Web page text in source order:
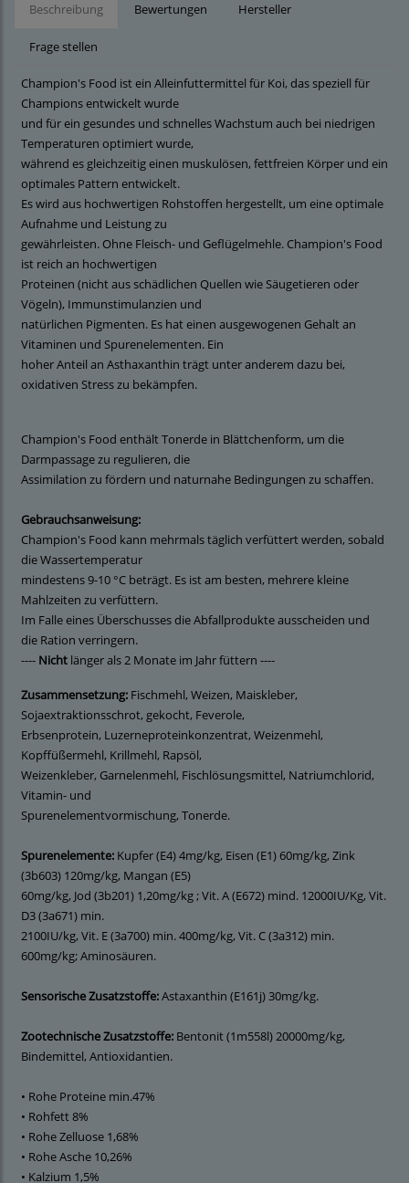
Beschreibung Bewertungen Hersteller
Frage stellen
Champion's Food ist ein Alleinfuttermittel für Koi, das speziell für
Champions entwickelt wurde
und für ein gesundes und schnelles Wachstum auch bei niedrigen
Temperaturen optimiert wurde,
während es gleichzeitig einen muskulösen, fettfreien Körper und ein
optimales Pattern entwickelt.
Es wird aus hochwertigen Rohstoffen hergestellt, um eine optimale
Aufnahme und Leistung zu
gewährleisten. Ohne Fleisch- und Geflügelmehle. Champion's Food
ist reich an hochwertigen
Proteinen (nicht aus schädlichen Quellen wie Säugetieren oder
Vögeln), Immunstimulanzien und
natürlichen Pigmenten. Es hat einen ausgewogenen Gehalt an
Vitaminen und Spurenelementen. Ein
hoher Anteil an Asthaxanthin trägt unter anderem dazu bei,
oxidativen Stress zu bekämpfen.
Champion's Food enthält Tonerde in Blättchenform, um die
Darmpassage zu regulieren, die
Assimilation zu fördern und naturnahe Bedingungen zu schaffen.
Gebrauchsanweisung:
Champion's Food kann mehrmals täglich verfüttert werden, sobald
die Wassertemperatur
mindestens 9-10 °C beträgt. Es ist am besten, mehrere kleine
Mahlzeiten zu verfüttern.
Im Falle eines Überschusses die Abfallprodukte ausscheiden und
die Ration verringern.
---- Nicht länger als 2 Monate im Jahr füttern ----
Zusammensetzung: Fischmehl, Weizen, Maiskleber,
Sojaextraktionsschrot, gekocht, Feverole,
Erbsenprotein, Luzerneproteinkonzentrat, Weizenmehl,
Kopffüßermehl, Krillmehl, Rapsöl,
Weizenkleber, Garnelenmehl, Fischlösungsmittel, Natriumchlorid,
Vitamin- und
Spurenelementvormischung, Tonerde.
Spurenelemente: Kupfer (E4) 4mg/kg, Eisen (E1) 60mg/kg, Zink
(3b603) 120mg/kg, Mangan (E5)
60mg/kg, Jod (3b201) 1,20mg/kg ; Vit. A (E672) mind. 12000IU/Kg, Vit.
D3 (3a671) min.
2100IU/kg, Vit. E (3a700) min. 400mg/kg, Vit. C (3a312) min.
600mg/kg; Aminosäuren.
Sensorische Zusatzstoffe:Astaxanthin (E161j) 30mg/kg.
Zootechnische Zusatzstoffe: Bentonit (1m558l) 20000mg/kg,
Bindemittel, Antioxidantien.
• Rohe Proteine min.47%
• Rohfett 8%
• Rohe Zelluose 1,68%
• Rohe Asche 10,26%
• Kalzium 1,5%